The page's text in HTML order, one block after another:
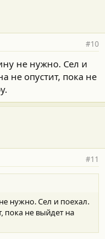
#10
не нужно. Сел и
не опустит, пока не
#11
нужно. Сел и поехал.
пока не выйдет на